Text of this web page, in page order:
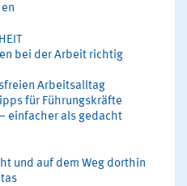
bei der Arbeit richtig
Arbeitsalltag
für Führungskräfte
einfacher als gedacht
und auf dem Weg dorthin